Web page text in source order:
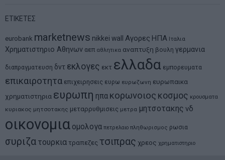
ΕΤΙΚΕΤΕΣ
eurobank marketnews nikkei wall Αγορες ΗΠΑ Ιταλια
Χρηματιστηριο Αθηνων αεπ αθλητικα αναπτυξη βουλη γερμανια
διαπραγματευση δντ εκλογες εκτ ελλαδα εμπορευματα
επικαιροτητα επιχειρησεις ευρω ευρωζωνη ευρωπαικα
χρηματιστηρια ευρωπη ηπα κορωνοιος κοσμος κρουσματα
κυριακος μητσοτακης μεταρρυθμισεις μετρα μητσοτακης νδ
οικονομια ομολογα πετρελαιο πληθωρισμος ρωσια
συριζα τουρκια τραπεζες τσιπρας χρεος χρηματιστηριο